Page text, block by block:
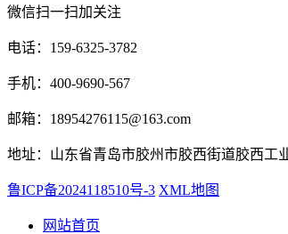
微信扫一扫加关注
电话：159-6325-3782
手机：400-9690-567
邮箱：18954276115@163.com
地址：山东省青岛市胶州市胶西街道胶西工
鲁ICP备2024118510号-3 XML地图
网站首页